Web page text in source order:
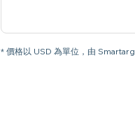
* 價格以 USD 為單位，由